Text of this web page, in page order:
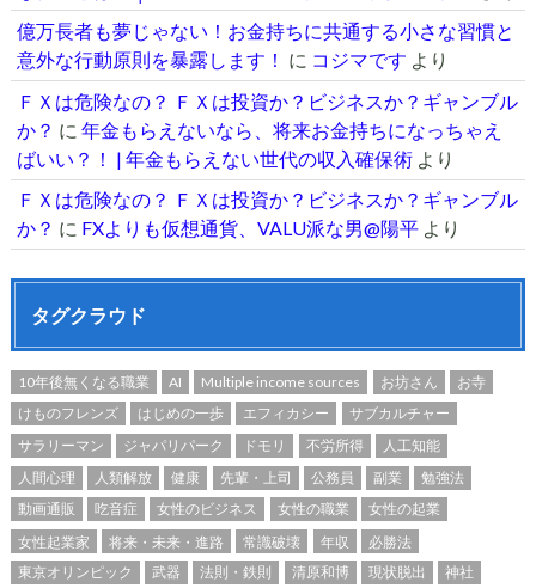
億万長者も夢じゃない！お金持ちに共通する小さな習慣と
意外な行動原則を暴露します！ に コジマです より
ＦＸは危険なの？ ＦＸは投資か？ビジネスか？ギャンブル
か？ に 年金もらえないなら、将来お金持ちになっちゃえ
ばいい？！ | 年金もらえない世代の収入確保術より
ＦＸは危険なの？ ＦＸは投資か？ビジネスか？ギャンブル
か？ に FXよりも仮想通貨、VALU派な男@陽平より
タグクラウド
10年後無くなる職業 AI Multiple income sources お坊さん
お寺
けものフレンズ
はじめの一歩 エフィカシー
サブカルチャー
サラリーマン
ジャパリパーク ドモリ 不労所得
人工知能
人間心理
人類解放 健康 先輩・上司 公務員 副業
勉強法
動画通販
吃音症 女性のビジネス 女性の職業
女性の起業
女性起業家
将来・未来・進路 常識破壊 年収
必勝法
東京オリンピック
武器 法則・鉄則 清原和博 現状脱出 神社